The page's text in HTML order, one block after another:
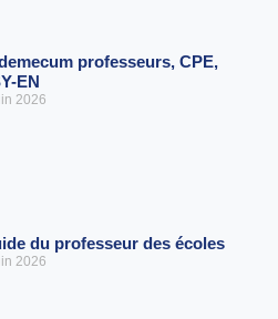
professeurs, CPE,
EN
2026
du professeur des écoles
2026